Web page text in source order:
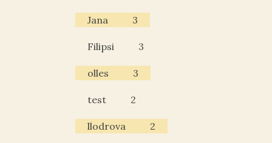
Jana 3
Filipsi 3
olles 3
test 2
llodrova 2